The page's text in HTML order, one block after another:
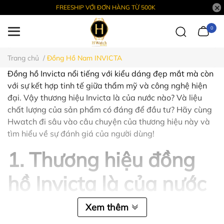
FREESHIP VỚI ĐƠN HÀNG TỪ 500K
0
Trang chủ / Đồng Hồ Nam INVICTA
Đồng hồ Invicta nổi tiếng với kiểu dáng đẹp mắt mà còn
với sự kết hợp tinh tế giữa thẩm mỹ và công nghệ hiện
đại. Vậy thương hiệu Invicta là của nước nào? Và liệu
chất lượng của sản phẩm có đáng để đầu tư? Hãy cùng
Hwatch đi sâu vào câu chuyện của thương hiệu này và
tìm hiểu về sự đánh giá của người dùng!
1. Thương hiệu đồng
hồ Invicta là của nước
Xem thêm